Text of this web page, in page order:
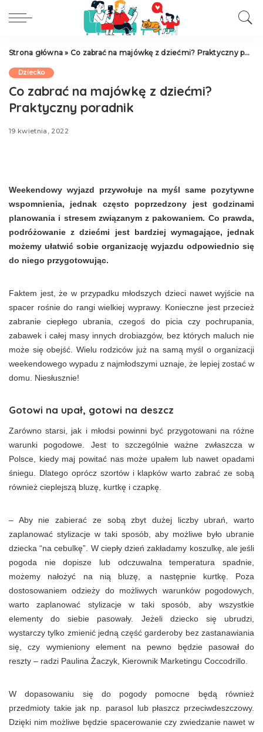
Strona główna » Co zabrać na majówkę z dziećmi? Praktyczny poradnik
Dziecko
Co zabrać na majówkę z dziećmi?
Praktyczny poradnik
19 kwietnia, 2022
Weekendowy wyjazd przywołuje na myśl same pozytywne
wspomnienia, jednak często poprzedzony jest godzinami
planowania i stresem związanym z pakowaniem. Co prawda,
podróżowanie z dziećmi jest bardziej wymagające, jednak
możemy ułatwić sobie organizację wyjazdu odpowiednio się
do niego przygotowując.
Faktem jest, że w przypadku młodszych dzieci nawet wyjście na
spacer rośnie do rangi wielkiej wyprawy. Konieczne jest przecież
zabranie ciepłego ubrania, czegoś do picia czy pochrupania,
zabawek i całej masy innych drobiazgów, bez których maluch nie
może się obejść. Wielu rodziców już na samą myśl o organizacji
weekendowego wypadu z najmłodszymi uznaje, że lepiej zostać w
domu. Niesłusznie!
Gotowi na upał, gotowi na deszcz
Zarówno starsi, jak i młodsi powinni być przygotowani na różne
warunki pogodowe. Jest to szczególnie ważne zwłaszcza w
Polsce, kiedy maj powitać nas może upałem lub nawet opadami
śniegu. Dlatego oprócz szortów i klapków warto zabrać ze sobą
również cieplejszą bluzę, kurtkę i czapkę.
– Aby nie zabierać ze sobą zbyt dużej liczby ubrań, warto
zaplanować stylizacje w taki sposób, aby możliwe było ubranie
dziecka “na cebulkę”. W ciepły dzień zakładamy koszulkę, ale jeśli
pogoda nie dopisze lub odczuwalna temperatura spadnie,
możemy nałożyć na nią bluzę, a następnie kurtkę. Poza
dostosowaniem odzieży do możliwych warunków pogodowych,
warto zaplanować stylizacje w taki sposób, aby wszystkie
elementy do siebie pasowały. Jeżeli dziecko się ubrudzi,
wystarczy tylko zmienić jedną część garderoby bez zastanawiania
się, czy wymieniony element na pewno będzie pasował do
reszty – radzi Paulina Żaczyk, Kierownik Marketingu Coccodrillo.
W dopasowaniu się do pogody pomocne będą również
przedmioty takie jak np. parasol lub płaszcz przeciwdeszczowy.
Dzięki nim możliwe będzie spacerowanie czy zwiedzanie nawet w